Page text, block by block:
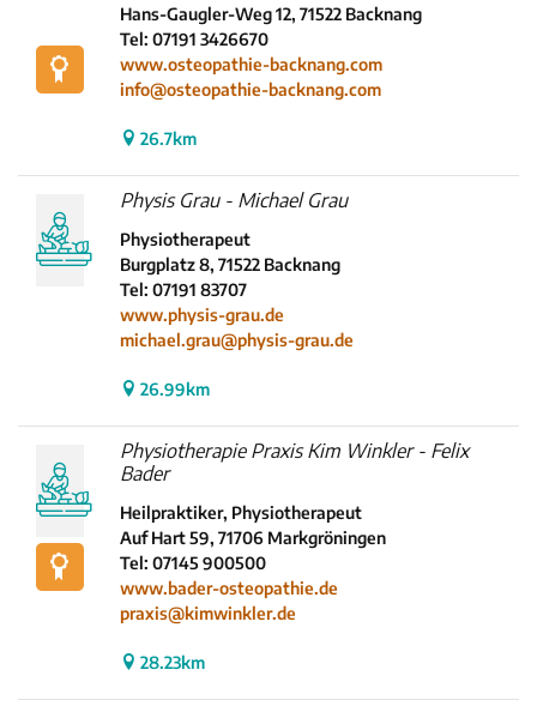
Hans-Gaugler-Weg 12, 71522 Backnang
Tel: 07191 3426670
www.osteopathie-backnang.com
info@osteopathie-backnang.com
26.7km
Physis Grau - Michael Grau
Physiotherapeut
Burgplatz 8, 71522 Backnang
Tel: 07191 83707
www.physis-grau.de
michael.grau@physis-grau.de
26.99km
Physiotherapie Praxis Kim Winkler - Felix
Bader
Heilpraktiker, Physiotherapeut
Auf Hart 59, 71706 Markgröningen
Tel: 07145 900500
www.bader-osteopathie.de
praxis@kimwinkler.de
28.23km